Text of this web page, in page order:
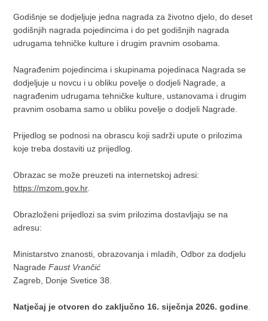
Godišnje se dodjeljuje jedna nagrada za životno djelo, do deset
godišnjih nagrada pojedincima i do pet godišnjih nagrada
udrugama tehničke kulture i drugim pravnim osobama.
Nagrađenim pojedincima i skupinama pojedinaca Nagrada se
dodjeljuje u novcu i u obliku povelje o dodjeli Nagrade, a
nagrađenim udrugama tehničke kulture, ustanovama i drugim
pravnim osobama samo u obliku povelje o dodjeli Nagrade.
Prijedlog se podnosi na obrascu koji sadrži upute o prilozima
koje treba dostaviti uz prijedlog.
Obrazac se može preuzeti na internetskoj adresi:
https://mzom.gov.hr.
Obrazloženi prijedlozi sa svim prilozima dostavljaju se na
adresu:
Ministarstvo znanosti, obrazovanja i mladih, Odbor za dodjelu
Nagrade Faust Vrančić
Zagreb, Donje Svetice 38.
Natječaj je otvoren do zaključno 16. siječnja 2026. godine